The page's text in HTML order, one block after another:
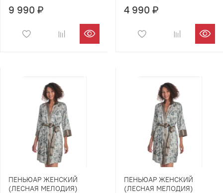
9 990 ₽ 4 990 ₽
ПЕНЬЮАР ЖЕНСКИЙ
(ЛЕСНАЯ МЕЛОДИЯ)
ПЕНЬЮАР ЖЕНСКИЙ
(ЛЕСНАЯ МЕЛОДИЯ)